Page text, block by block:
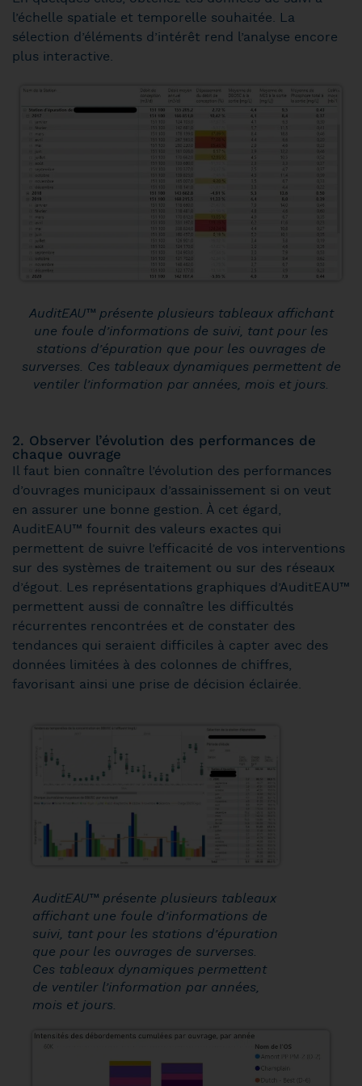
l’échelle spatiale et temporelle souhaitée. La
sélection d’éléments d’intérêt rend l’analyse encore
plus interactive.
AuditEAU™ présente plusieurs tableaux affichant
une foule d’informations de suivi, tant pour les
stations d’épuration que pour les ouvrages de
surverses. Ces tableaux dynamiques permettent de
ventiler l’information par années, mois et jours.
2. Observer l’évolution des performances de
chaque ouvrage
Il faut bien connaître l’évolution des performances
d’ouvrages municipaux d’assainissement si on veut
en assurer une bonne gestion. À cet égard,
AuditEAU™ fournit des valeurs exactes qui
permettent de suivre l’efficacité de vos interventions
sur des systèmes de traitement ou sur des réseaux
d’égout. Les représentations graphiques d’AuditEAU™
permettent aussi de connaître les difficultés
récurrentes rencontrées et de constater des
tendances qui seraient difficiles à capter avec des
données limitées à des colonnes de chiffres,
favorisant ainsi une prise de décision éclairée.
AuditEAU™ présente plusieurs tableaux
affichant une foule d’informations de
suivi, tant pour les stations d’épuration
que pour les ouvrages de surverses.
Ces tableaux dynamiques permettent
de ventiler l’information par années,
mois et jours.